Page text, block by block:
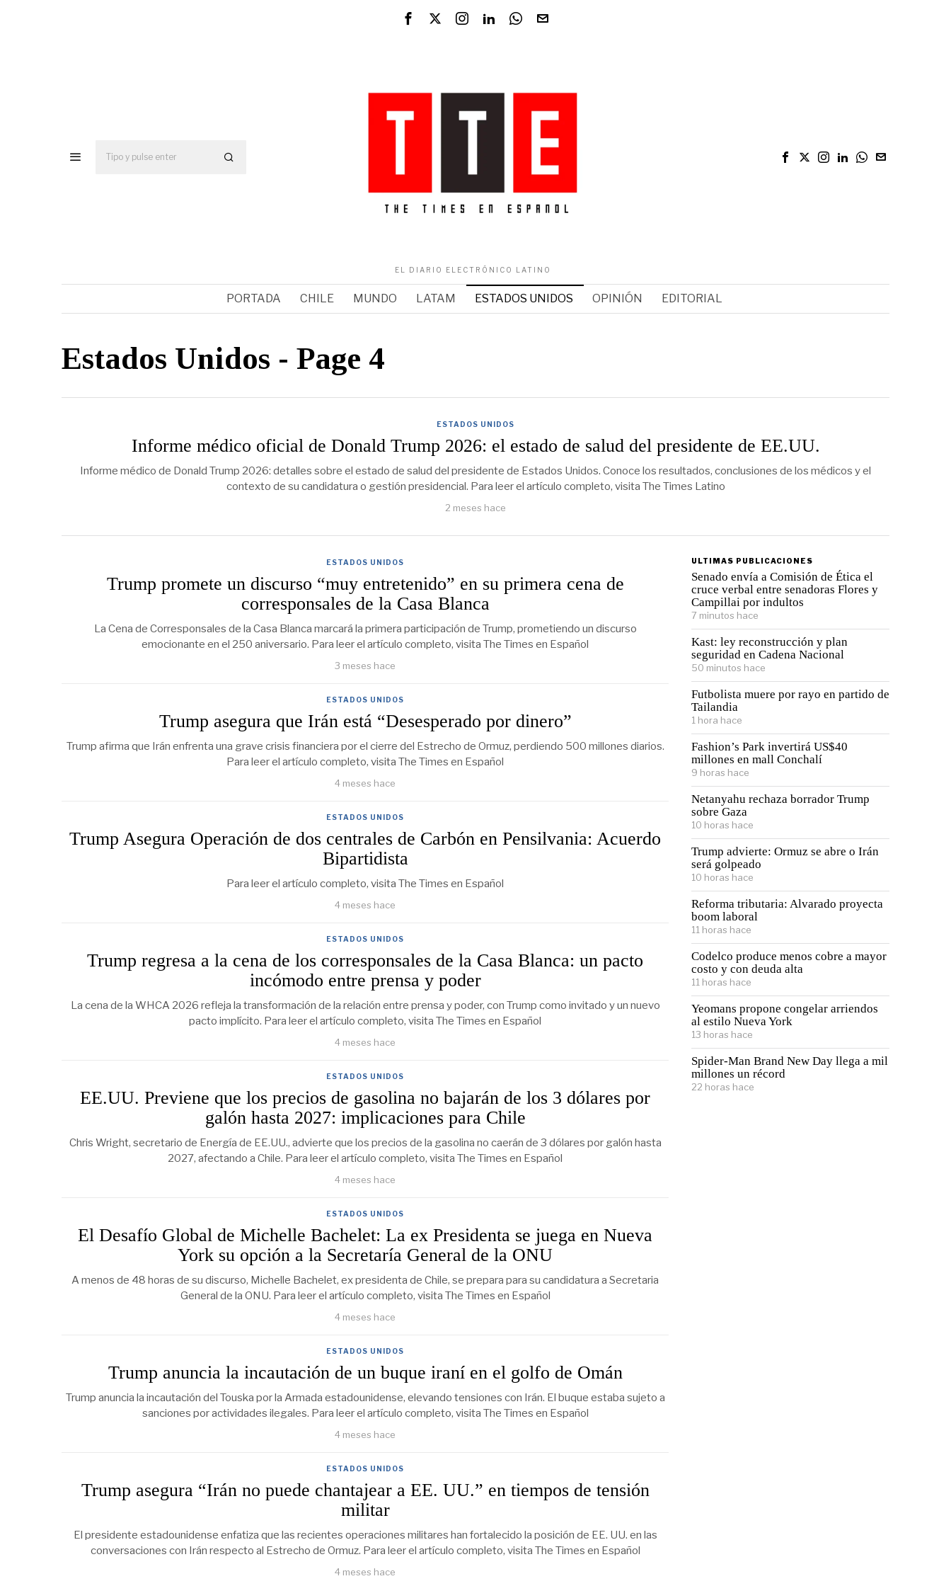
EL DIARIO ELECTRÓNICO LATINO
PORTADA CHILE MUNDO LATAM ESTADOS UNIDOS OPINIÓN EDITORIAL
Estados Unidos - Page 4
ESTADOS UNIDOS
Informe médico oficial de Donald Trump 2026: el estado de salud del presidente de EE.UU.
Informe médico de Donald Trump 2026: detalles sobre el estado de salud del presidente de Estados Unidos. Conoce los resultados, conclusiones de los médicos y el
contexto de su candidatura o gestión presidencial. Para leer el artículo completo, visita The Times Latino
2 meses hace
ESTADOS UNIDOS
Trump promete un discurso “muy entretenido” en su primera cena de
corresponsales de la Casa Blanca
La Cena de Corresponsales de la Casa Blanca marcará la primera participación de Trump, prometiendo un discurso
emocionante en el 250 aniversario. Para leer el artículo completo, visita The Times en Español
3 meses hace
ESTADOS UNIDOS
Trump asegura que Irán está “Desesperado por dinero”
Trump afirma que Irán enfrenta una grave crisis financiera por el cierre del Estrecho de Ormuz, perdiendo 500 millones diarios.
Para leer el artículo completo, visita The Times en Español
4 meses hace
ESTADOS UNIDOS
Trump Asegura Operación de dos centrales de Carbón en Pensilvania: Acuerdo
Bipartidista
Para leer el artículo completo, visita The Times en Español
4 meses hace
ESTADOS UNIDOS
Trump regresa a la cena de los corresponsales de la Casa Blanca: un pacto
incómodo entre prensa y poder
La cena de la WHCA 2026 refleja la transformación de la relación entre prensa y poder, con Trump como invitado y un nuevo
pacto implícito. Para leer el artículo completo, visita The Times en Español
4 meses hace
ESTADOS UNIDOS
EE.UU. Previene que los precios de gasolina no bajarán de los 3 dólares por
galón hasta 2027: implicaciones para Chile
Chris Wright, secretario de Energía de EE.UU., advierte que los precios de la gasolina no caerán de 3 dólares por galón hasta
2027, afectando a Chile. Para leer el artículo completo, visita The Times en Español
4 meses hace
ESTADOS UNIDOS
El Desafío Global de Michelle Bachelet: La ex Presidenta se juega en Nueva
York su opción a la Secretaría General de la ONU
A menos de 48 horas de su discurso, Michelle Bachelet, ex presidenta de Chile, se prepara para su candidatura a Secretaria
General de la ONU. Para leer el artículo completo, visita The Times en Español
4 meses hace
ESTADOS UNIDOS
Trump anuncia la incautación de un buque iraní en el golfo de Omán
Trump anuncia la incautación del Touska por la Armada estadounidense, elevando tensiones con Irán. El buque estaba sujeto a
sanciones por actividades ilegales. Para leer el artículo completo, visita The Times en Español
4 meses hace
ESTADOS UNIDOS
Trump asegura “Irán no puede chantajear a EE. UU.” en tiempos de tensión
militar
El presidente estadounidense enfatiza que las recientes operaciones militares han fortalecido la posición de EE. UU. en las
conversaciones con Irán respecto al Estrecho de Ormuz. Para leer el artículo completo, visita The Times en Español
4 meses hace
ULTIMAS PUBLICACIONES
Senado envía a Comisión de Ética el
cruce verbal entre senadoras Flores y
Campillai por indultos
7 minutos hace
Kast: ley reconstrucción y plan
seguridad en Cadena Nacional
50 minutos hace
Futbolista muere por rayo en partido de
Tailandia
1 hora hace
Fashion’s Park invertirá US$40
millones en mall Conchalí
9 horas hace
Netanyahu rechaza borrador Trump
sobre Gaza
10 horas hace
Trump advierte: Ormuz se abre o Irán
será golpeado
10 horas hace
Reforma tributaria: Alvarado proyecta
boom laboral
11 horas hace
Codelco produce menos cobre a mayor
costo y con deuda alta
11 horas hace
Yeomans propone congelar arriendos
al estilo Nueva York
13 horas hace
Spider-Man Brand New Day llega a mil
millones un récord
22 horas hace